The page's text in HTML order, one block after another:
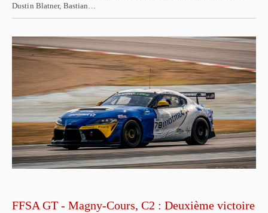
Dustin Blatner, Bastian…
FFSA GT - Magny-Cours, C2 : Deuxième victoire